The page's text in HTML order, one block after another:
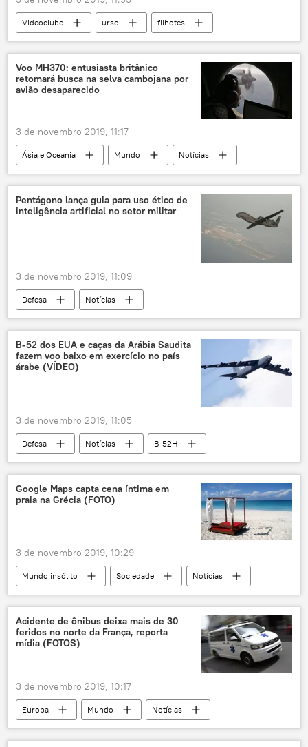
Videoclube urso
filhotes
Halloween
doces roubo
Voo MH370: entusiasta britânico
retomará busca na selva cambojana por
avião desaparecido
3 de novembro 2019, 11:17
Ásia e Oceania Mundo
Notícias
MH370
voo MH370
Malaysia Airlines
Camboja
Google Maps
Pentágono lança guia para uso ético de
inteligência artificial no setor militar
3 de novembro 2019, 11:09
Defesa
Notícias
inteligência artificial
drone
ética
Pentágono
B-52 dos EUA e caças da Arábia Saudita
fazem voo baixo em exercício no país
árabe (VÍDEO)
3 de novembro 2019, 11:05
Defesa Notícias
B-52H
bombardeiro nuclear
B-1B
EUA
Arábia Saudita
Google Maps capta cena íntima em
praia na Grécia (FOTO)
3 de novembro 2019, 10:29
Mundo insólito Sociedade
Notícias
sexo
praia Grécia
Acidente de ônibus deixa mais de 30
feridos no norte da França, reporta
mídia (FOTOS)
3 de novembro 2019, 10:17
Europa Mundo
Notícias
ônibus
feridos França